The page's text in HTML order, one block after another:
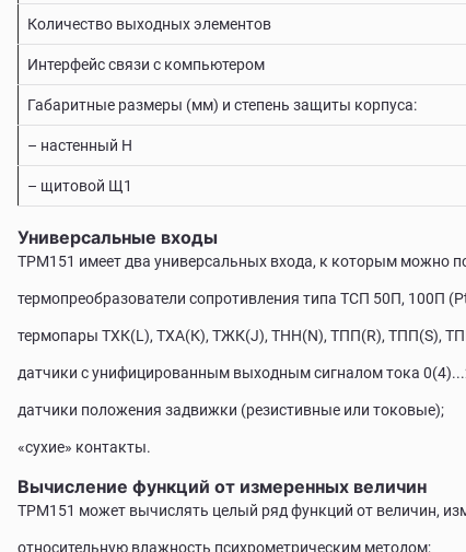
Количество выходных элементов
Интерфейс связи с компьютером
Габаритные размеры (мм) и степень защиты корпуса:
– настенный Н
– щитовой Щ1
Универсальные входы
ТРМ151 имеет два универсальных входа, к которым можно
термопреобразователи сопротивления типа ТСП 50П,
термопары TХК(L), ТХА(К), ТЖК(J), ТНН(N), ТПП(R), ТПП(S),
датчики с унифицированным выходным сигналом тока
датчики положения задвижки (резистивные или токовые);
«сухие» контакты.
Вычисление функций от измеренных величин
ТРМ151 может вычислять целый ряд функций от величин,
относительную влажность психрометрическим методом;